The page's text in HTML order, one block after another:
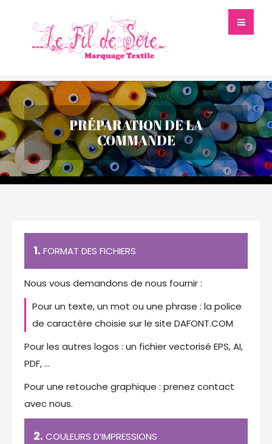
PRÉPARATION DE LA
COMMANDE
1. FORMAT DES FICHIERS
Nous vous demandons de nous fournir :
Pour un texte, un mot ou une phrase : la police
de caractère choisie sur le site DAFONT.COM
Pour les autres logos : un fichier vectorisé EPS, AI,
PDF, …
Pour une retouche graphique : prenez contact
avec nous.
2. COULEURS D’IMPRESSIONS